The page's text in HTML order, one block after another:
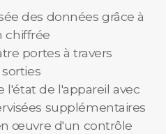
des données grâce à
chiffrée
portes à travers
l'état de l'appareil avec
supplémentaires
œuvre d'un contrôle